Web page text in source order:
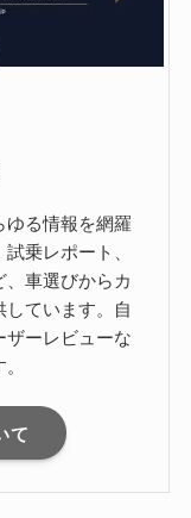
る情報を網羅
乗レポート、
車選びからカ
ています。自
ーレビューな
て